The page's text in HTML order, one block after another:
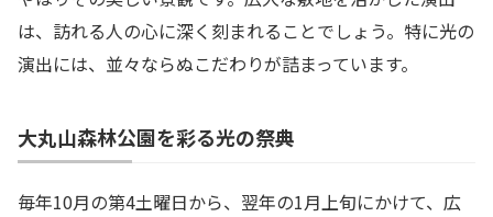
は、訪れる人の心に深く刻まれることでしょう。特に光の
演出には、並々ならぬこだわりが詰まっています。
大丸山森林公園を彩る光の祭典
毎年10月の第4土曜日から、翌年の1月上旬にかけて、広